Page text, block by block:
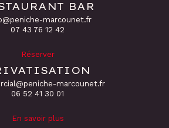
BAR
marcounet.fr
‭07 43 76 12 42
Réserver
marcounet.fr
06 52 41 30 01
En savoir plus